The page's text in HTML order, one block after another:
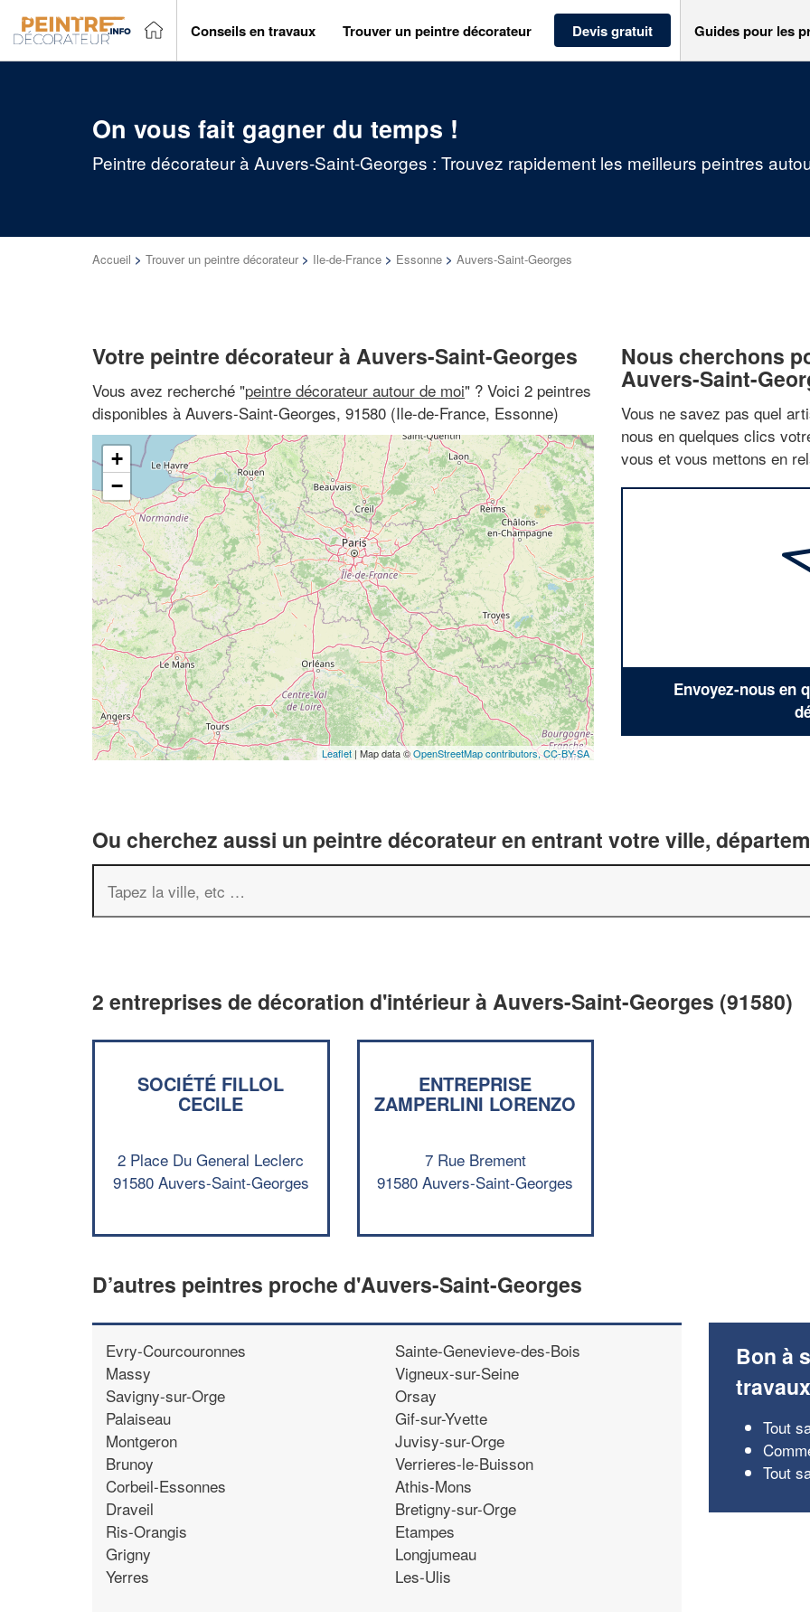
Conseils en travaux Trouver un peintre décorateur Devis gratuit Guides pour les
On vous fait gagner du temps !
Peintre décorateur à Auvers-Saint-Georges : Trouvez rapidement les meilleurs peintres
Accueil > Trouver un peintre décorateur > Ile-de-France > Essonne > Auvers-Saint-Georges
Votre peintre décorateur à Auvers-Saint-Georges
Vous avez recherché "peintre décorateur autour de moi" ? Voici 2 peintres
disponibles à Auvers-Saint-Georges, 91580 (Ile-de-France, Essonne)
+
−
Leaflet | Map data ©OpenStreetMap contributors,CC-BY-SA
Nous cherchons
Auvers-Saint-
Vous ne savez pas quel
nous en quelques clics
vous et vous mettons en
Envoyez-nous en
Ou cherchez aussi un peintre décorateur en entrant votre ville,
2 entreprises de décoration d'intérieur à Auvers-Saint-Georges (91580)
SOCIÉTÉ FILLOL
CECILE
2 Place Du General Leclerc
91580 Auvers-Saint-Georges
ENTREPRISE
ZAMPERLINI LORENZO
7 Rue Brement
91580 Auvers-Saint-Georges
D’autres peintres proche d'Auvers-Saint-Georges
Evry-Courcouronnes
Massy
Savigny-sur-Orge
Palaiseau
Montgeron
Brunoy
Corbeil-Essonnes
Draveil
Ris-Orangis
Grigny
Yerres
Sainte-Genevieve-des-Bois
Vigneux-sur-Seine
Orsay
Gif-sur-Yvette
Juvisy-sur-Orge
Verrieres-le-Buisson
Athis-Mons
Bretigny-sur-Orge
Etampes
Longjumeau
Les-Ulis
Bon à
travaux
Tout
Tout